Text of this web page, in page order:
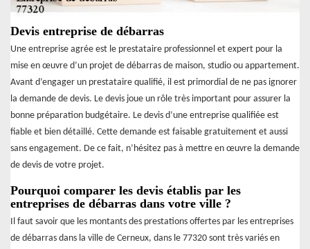
Devis entreprise de débarras
Une entreprise agrée est le prestataire professionnel et expert pour la
mise en œuvre d’un projet de débarras de maison, studio ou appartement.
Avant d’engager un prestataire qualifié, il est primordial de ne pas ignorer
la demande de devis. Le devis joue un rôle très important pour assurer la
bonne préparation budgétaire. Le devis d’une entreprise qualifiée est
fiable et bien détaillé. Cette demande est faisable gratuitement et aussi
sans engagement. De ce fait, n’hésitez pas à mettre en œuvre la demande
de devis de votre projet.
Pourquoi comparer les devis établis par les
entreprises de débarras dans votre ville ?
Il faut savoir que les montants des prestations offertes par les entreprises
de débarras dans la ville de Cerneux, dans le 77320 sont très variés en